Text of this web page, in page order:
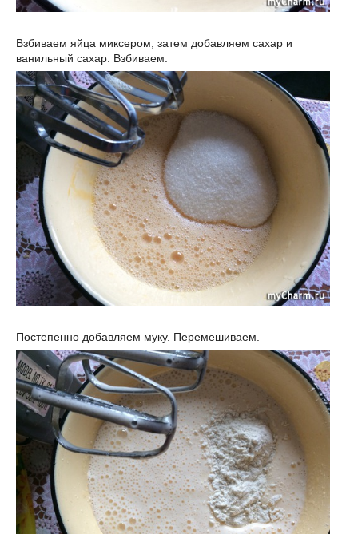
Взбиваем яйца миксером, затем добавляем сахар и
ванильный сахар. Взбиваем.
Постепенно добавляем муку. Перемешиваем.